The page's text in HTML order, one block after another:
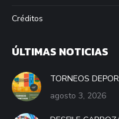
Créditos
ÚLTIMAS NOTICIAS
TORNEOS
agosto 3, 2026